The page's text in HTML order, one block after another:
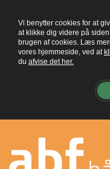
Vi benytter cookies for at
at klikke dig videre på
brugen af cookies. Læs
vores hjemmeside, ved at
du afvise det her.